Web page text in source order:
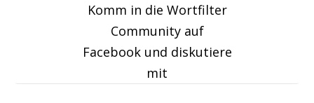
Komm in die Wortfilter
Community auf
Facebook und diskutiere
mit